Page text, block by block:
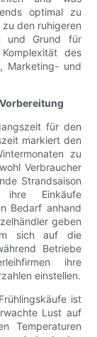
optimal zu
den ruhigeren
und Grund für
des
Marketing- und
für den
markiert den
zu
Verbraucher
Strandsaison
ihre Einkäufe
Bedarf anhand
geben
sich auf die
Betriebe
ihre
einstellen.
ist
Lust auf
Temperaturen